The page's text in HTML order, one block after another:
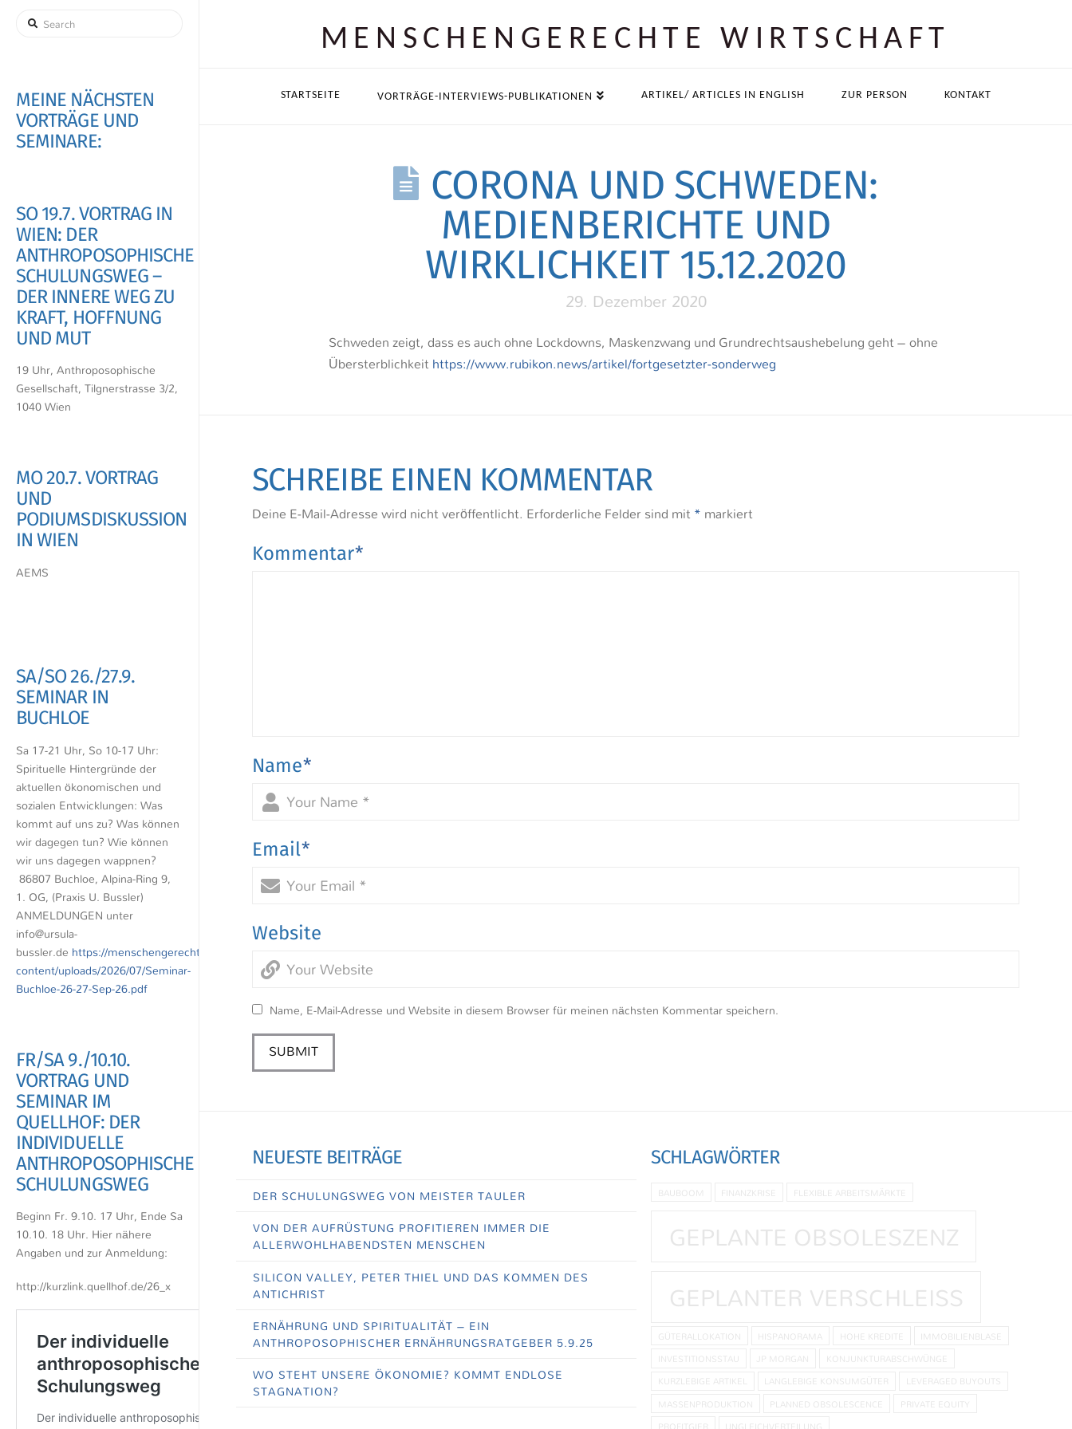
MENSCHEN­GERECHTE WIRTSCHAFT
STARTSEITE VORTRÄGE-INTERVIEWS-PUBLIKATIONEN ARTIKEL/ ARTICLES IN ENGLISH ZUR PERSON KONTAKT
CORONA UND SCHWEDEN:
MEDIENBERICHTE UND
WIRKLICHKEIT 15.12.2020
29. Dezember 2020
Schweden zeigt, dass es auch ohne Lockdowns, Maskenzwang und Grundrechtsaushebelung geht – ohne
Übersterblichkeithttps://www.rubikon.news/artikel/fortgesetzter-sonderweg
SCHREIBE EINEN KOMMENTAR
Deine E-Mail-Adresse wird nicht veröffentlicht. Erforderliche Felder sind mit*markiert
Kommentar*
Name*
Email*
Website
Name, E-Mail-Adresse und Website in diesem Browser für meinen nächsten Kommentar speichern.
Search
MEINE NÄCHSTEN
VORTRÄGE UND
SEMINARE:
SO 19.7. VORTRAG IN
WIEN: DER
ANTHROPOSOPHISCHE
SCHULUNGSWEG –
DER INNERE WEG ZU
KRAFT, HOFFNUNG
UND MUT
19 Uhr, Anthroposophische
Gesellschaft, Tilgnerstrasse 3/2,
1040 Wien
MO 20.7. VORTRAG
UND
PODIUMSDISKUSSION
IN WIEN
AEMS
SA/SO 26./27.9.
SEMINAR IN
BUCHLOE
Sa 17-21 Uhr, So 10-17 Uhr:
Spirituelle Hintergründe der
aktuellen ökonomischen und
sozialen Entwicklungen: Was
kommt auf uns zu? Was können
wir dagegen tun? Wie können
wir uns dagegen wappnen?
86807 Buchloe, Alpina-Ring 9,
1. OG, (Praxis U. Bussler)
ANMELDUNGEN unter
info@ursula-
bussler.de https://menschengerechtewirtschaft.de/wp-
content/uploads/2026/07/Seminar-
Buchloe-26-27-Sep-26.pdf
FR/SA 9./10.10.
VORTRAG UND
SEMINAR IM
QUELLHOF: DER
INDIVIDUELLE
ANTHROPOSOPHISCHE
SCHULUNGSWEG
Beginn Fr. 9.10. 17 Uhr, Ende Sa
10.10. 18 Uhr. Hier nähere
Angaben und zur Anmeldung:
http://kurzlink.quellhof.de/26_x
NEUESTE BEITRÄGE
DER SCHULUNGSWEG VON MEISTER TAULER
VON DER AUFRÜSTUNG PROFITIEREN IMMER DIE
ALLERWOHLHABENDSTEN MENSCHEN
SILICON VALLEY, PETER THIEL UND DAS KOMMEN DES
ANTICHRIST
ERNÄHRUNG UND SPIRITUALITÄT – EIN
ANTHROPOSOPHISCHER ERNÄHRUNGSRATGEBER 5.9.25
WO STEHT UNSERE ÖKONOMIE? KOMMT ENDLOSE
STAGNATION?
SCHLAGWÖRTER
BAUBOOM FINANZKRISE FLEXIBLE ARBEITSMÄRKTE
GEPLANTE OBSOLESZENZ
GEPLANTER VERSCHLEISS
GÜTERALLOKATION HISPANORAMA HOHE KREDITE
IMMOBILIENBLASE
INVESTITIONSSTAU
JP MORGAN
KONJUNKTURABSCHWÜNGE
KURZLEBIGE ARTIKEL
LANGLEBIGE KONSUMGÜTER
LEVERAGED BUYOUTS
MASSENPRODUKTION
PLANNED OBSOLESCENCE
PRIVATE EQUITY